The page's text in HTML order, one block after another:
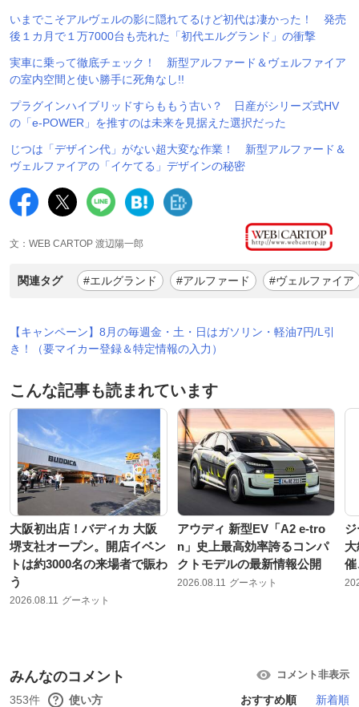
いまでこそアルヴェルの影に隠れてるけど初代は凄かった！ 発売
後１カ月で１万7000台も売れた「初代エルグランド」の衝撃
実車に乗って徹底チェック！ 新型アルファード＆ヴェルファイア
の室内空間と使い勝手に死角なし!!
プラグインハイブリッドすらももう古い？ 日産がシリーズ式HV
の「e-POWER」を推すのは未来を見据えた選択だった
じつは「デザイン代」がない超大変な作業！ 新型アルファード＆
ヴェルファイアの「イケてる」デザインの秘密
文：WEB CARTOP 渡辺陽一郎
関連タグ #エルグランド #アルファード #ヴェルファイア
【キャンペーン】8月の毎週金・土・日はガソリン・軽油7円/L引
き！（要マイカー登録＆特定情報の入力）
こんな記事も読まれています
大阪初出店！バディカ 大阪
堺支社オープン。開店イベン
トは約3000名の来場者で賑わ
う
2026.08.11 グーネット
アウディ 新型EV「A2 e-tro
n」史上最高効率誇るコンパ
クトモデルの最新情報公開
2026.08.11 グーネット
催
みんなのコメント コメント非表示
353件 使い方 おすすめ順 新着順